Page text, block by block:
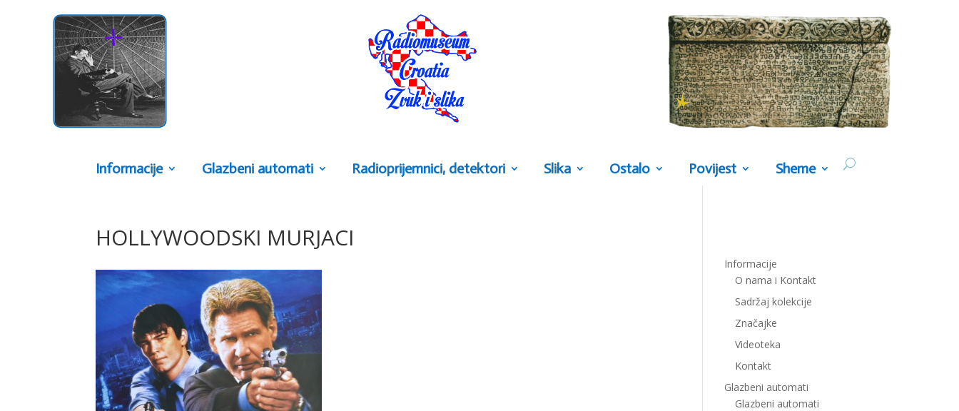
Informacije Glazbeni automati Radioprijemnici, detektori Slika Ostalo Povijest Sheme
HOLLYWOODSKI MURJACI
Informacije
O nama i Kontakt
Sadržaj kolekcije
Značajke
Videoteka
Kontakt
Glazbeni automati
Glazbeni automati